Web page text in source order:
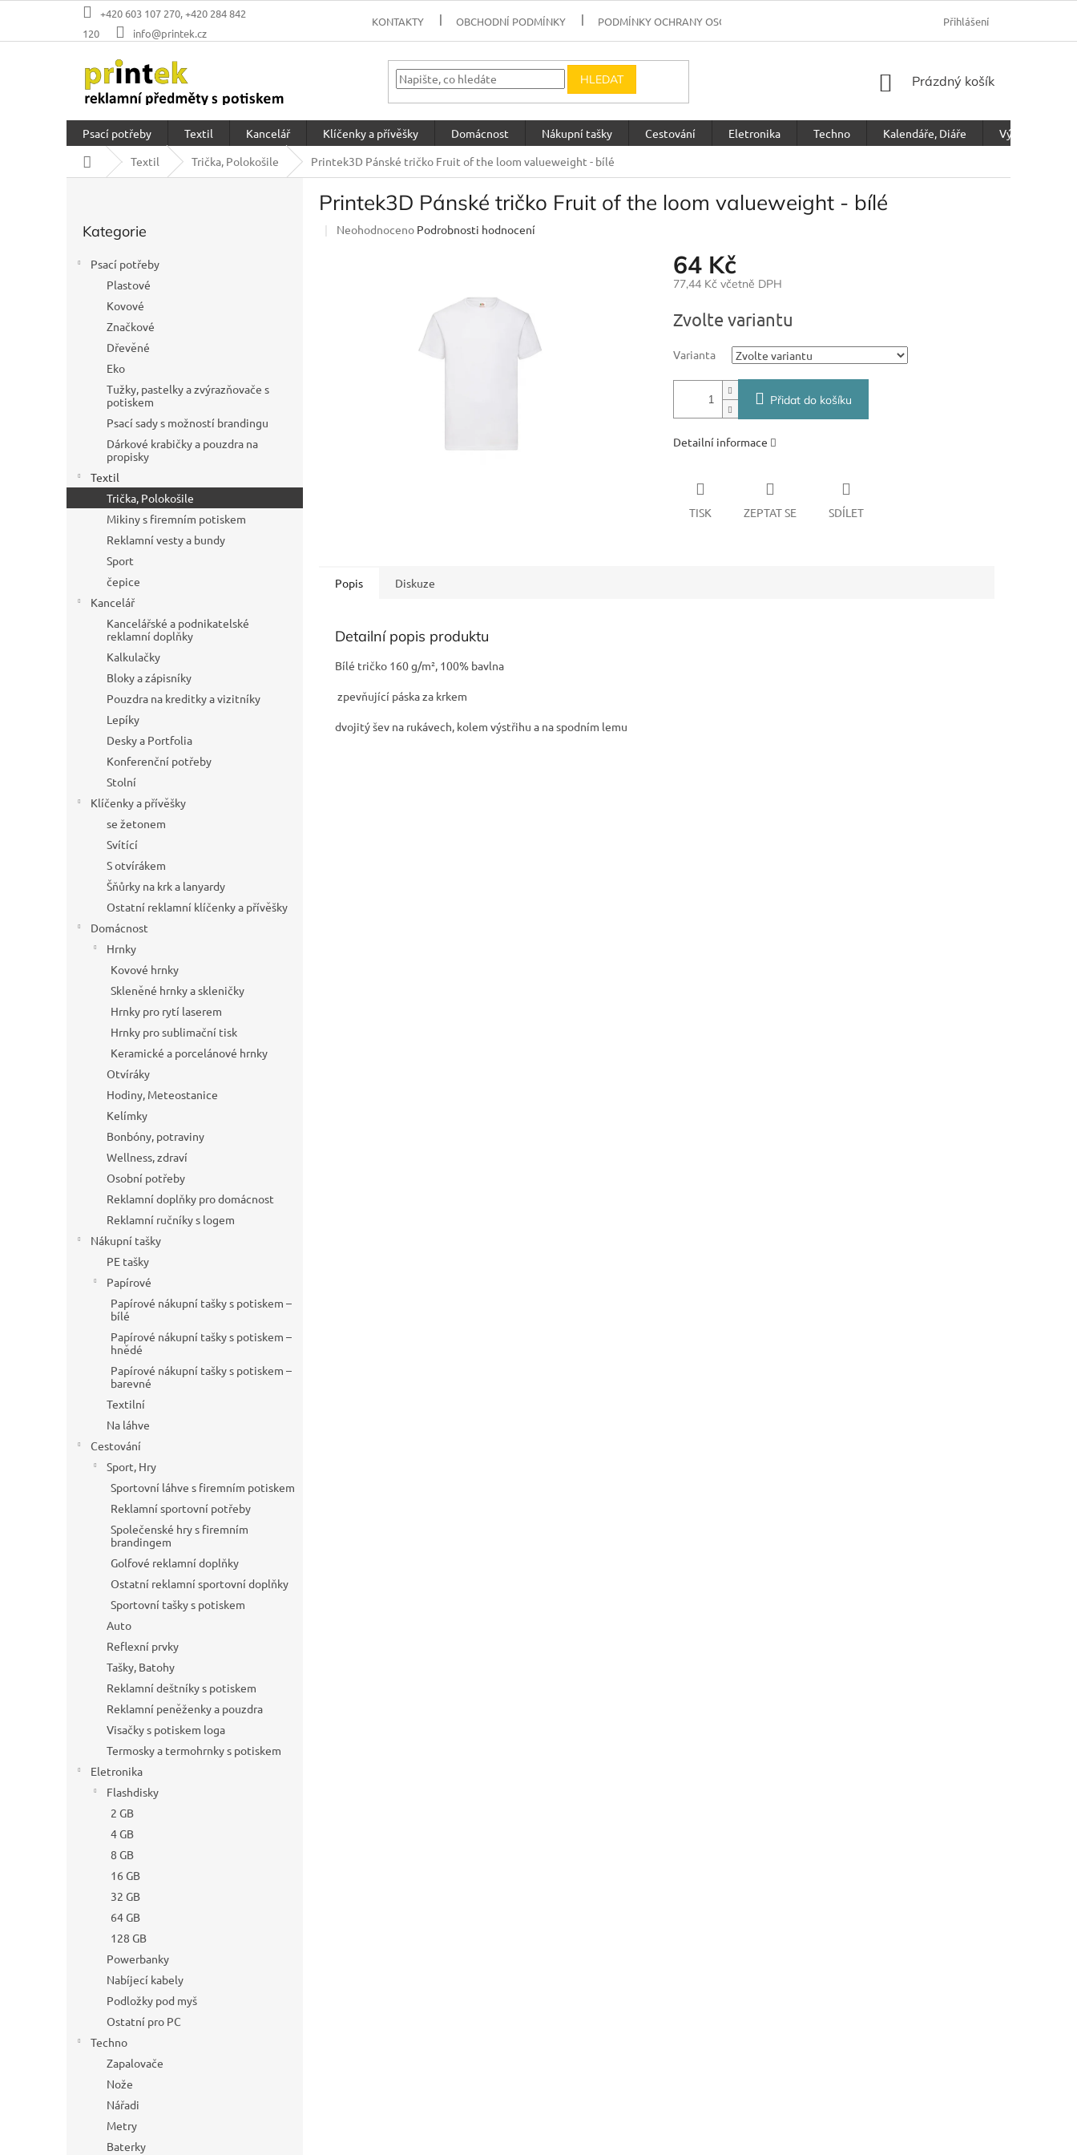
+420 603 107 270, +420 284 842
120
info@printek.cz
KONTAKTY OBCHODNÍ PODMÍNKY PODMÍNKY OCHRANY OSOBNÍCH ÚDAJŮ Přihlášení
HLEDAT
NÁKUPNÍ
Prázdný košík
Psací potřeby Textil Kancelář Klíčenky a přívěšky Domácnost Nákupní tašky Cestování Eletronika Techno Kalendáře, Diáře
Výprodej
Domů Textil Trička, Polokošile Printek3D Pánské tričko Fruit of the loom valueweight - bílé
kategorie
Kategorie
Psací potřeby
Plastové
Kovové
Značkové
Dřevěné
Eko
Tužky, pastelky a zvýrazňovače s
potiskem
Psací sady s možností brandingu
Dárkové krabičky a pouzdra na
propisky
Textil
Trička, Polokošile
Mikiny s firemním potiskem
Reklamní vesty a bundy
Sport
čepice
Kancelář
Kancelářské a podnikatelské
reklamní doplňky
Kalkulačky
Bloky a zápisníky
Pouzdra na kreditky a vizitníky
Lepíky
Desky a Portfolia
Konferenční potřeby
Stolní
Klíčenky a přívěšky
se žetonem
Svítící
S otvírákem
Šňůrky na krk a lanyardy
Ostatní reklamní klíčenky a přívěšky
Domácnost
Hrnky
Kovové hrnky
Skleněné hrnky a skleničky
Hrnky pro rytí laserem
Hrnky pro sublimační tisk
Keramické a porcelánové hrnky
Otvíráky
Hodiny, Meteostanice
Kelímky
Bonbóny, potraviny
Wellness, zdraví
Osobní potřeby
Reklamní doplňky pro domácnost
Reklamní ručníky s logem
Nákupní tašky
PE tašky
Papírové
Papírové nákupní tašky s potiskem –
bílé
Papírové nákupní tašky s potiskem –
hnědé
Papírové nákupní tašky s potiskem –
barevné
Textilní
Na láhve
Cestování
Sport, Hry
Sportovní láhve s firemním potiskem
Reklamní sportovní potřeby
Společenské hry s firemním
brandingem
Golfové reklamní doplňky
Ostatní reklamní sportovní doplňky
Sportovní tašky s potiskem
Auto
Reflexní prvky
Tašky, Batohy
Reklamní deštníky s potiskem
Reklamní peněženky a pouzdra
Visačky s potiskem loga
Termosky a termohrnky s potiskem
Eletronika
Flashdisky
2 GB
4 GB
8 GB
16 GB
32 GB
64 GB
128 GB
Powerbanky
Nabíjecí kabely
Podložky pod myš
Ostatní pro PC
Techno
Zapalovače
Nože
Nářadi
Metry
Baterky
Printek3D Pánské tričko Fruit of the loom valueweight - bílé
Průměrné
Neohodnoceno Podrobnosti hodnocení
64 Kč
77,44 Kč včetně DPH
cena:
Zvolte variantu
Varianta
Přidat do košíku
Detailní informace
TISK ZEPTAT SE SDÍLET
Popis Diskuze
Detailní popis produktu
Bílé tričko 160 g/m², 100% bavlna
zpevňující páska za krkem
dvojitý šev na rukávech, kolem výstřihu a na spodním lemu